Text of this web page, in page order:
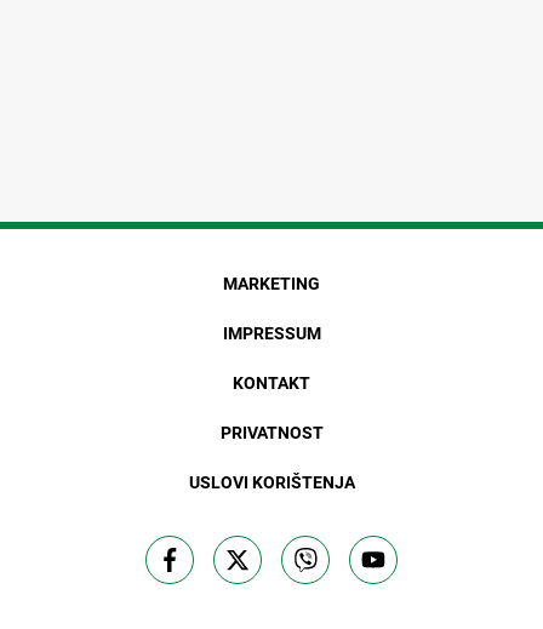
MARKETING
IMPRESSUM
KONTAKT
PRIVATNOST
USLOVI KORIŠTENJA